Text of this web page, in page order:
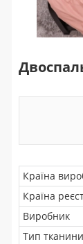
Країна
Країна
Виробник
Тип тканини